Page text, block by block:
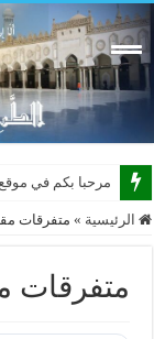
مرحبا بكم في موقع
الرئيسية » متفرقات
متفرقات